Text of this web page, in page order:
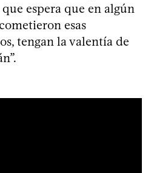
espera que en algún
esas
tengan la valentía de